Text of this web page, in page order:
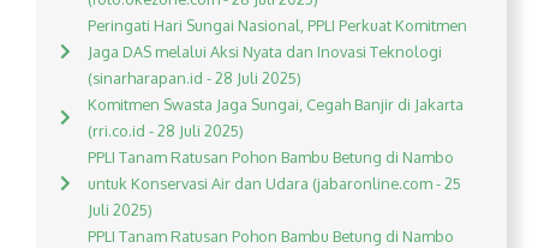
Peringati Hari Sungai Nasional, PPLI Perkuat Komitmen
Jaga DAS melalui Aksi Nyata dan Inovasi Teknologi
(sinarharapan.id - 28 Juli 2025)
Komitmen Swasta Jaga Sungai, Cegah Banjir di Jakarta
(rri.co.id - 28 Juli 2025)
PPLI Tanam Ratusan Pohon Bambu Betung di Nambo
untuk Konservasi Air dan Udara (jabaronline.com - 25
Juli 2025)
PPLI Tanam Ratusan Pohon Bambu Betung di Nambo